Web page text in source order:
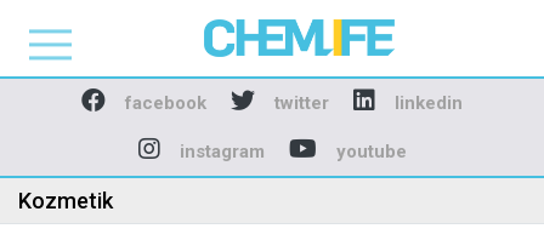
Chemlife - Basılı ve
facebook twitter linkedin
instagram youtube
Kozmetik